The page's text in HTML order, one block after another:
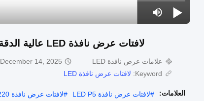
لافتات عرض نافذة LED عالية الدقة P10 مقاس 16 * 192 سم لترويج المتاجر ومراكز التسوق
علامات عرض نافذة LED
December 14, 2025
Keyword:
لافتات عرض نافذة LED
العلامات: #لافتات عرض نافذة LED P5 #لافتات عرض نافذة LED 220 فولت